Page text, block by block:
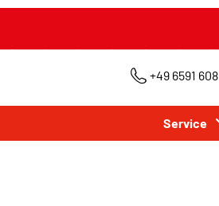
+49 6591 608
Service